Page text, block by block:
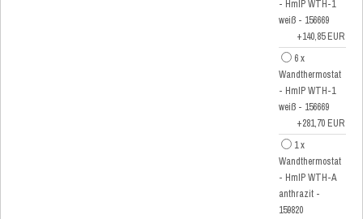
- HmIP WTH-1
weiß - 156669
+140,85 EUR
6 x
Wandthermostat
- HmIP WTH-1
weiß - 156669
+281,70 EUR
1 x
Wandthermostat
- HmIP WTH-A
anthrazit -
159820